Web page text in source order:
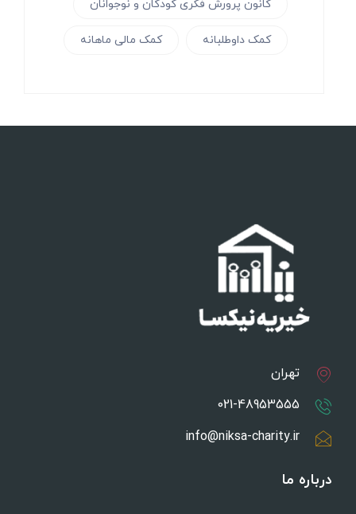
کانون پرورش فکری کودکان و نوجوانان
کمک داوطلبانه کمک مالی ماهانه
تهران
021-48953555
info@niksa-charity.ir
درباره ما